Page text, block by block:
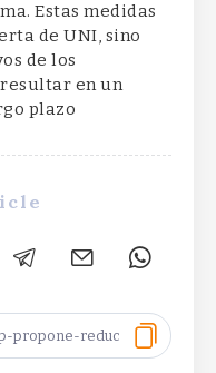
Estas medidas
de UNI, sino
de los
en un
plazo